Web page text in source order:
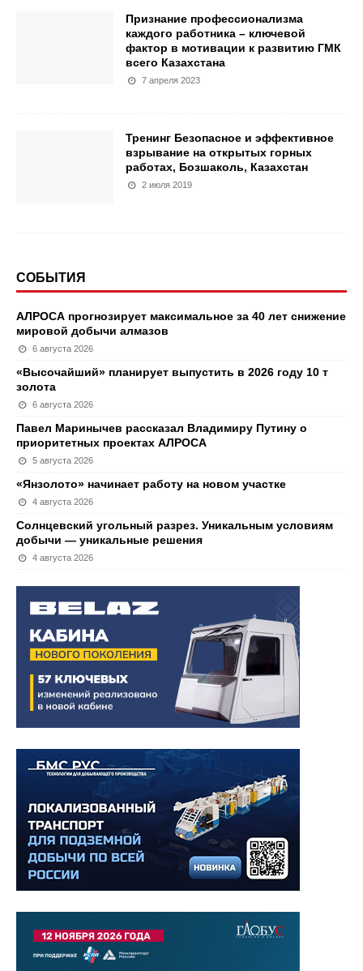
Признание профессионализма
каждого работника – ключевой
фактор в мотивации к развитию ГМК
всего Казахстана
7 апреля 2023
Тренинг Безопасное и эффективное
взрывание на открытых горных
работах, Бозшаколь, Казахстан
2 июля 2019
СОБЫТИЯ
АЛРОСА прогнозирует максимальное за 40 лет снижение
мировой добычи алмазов
6 августа 2026
«Высочайший» планирует выпустить в 2026 году 10 т
золота
6 августа 2026
Павел Маринычев рассказал Владимиру Путину о
приоритетных проектах АЛРОСА
5 августа 2026
«Янзолото» начинает работу на новом участке
4 августа 2026
Солнцевский угольный разрез. Уникальным условиям
добычи — уникальные решения
4 августа 2026